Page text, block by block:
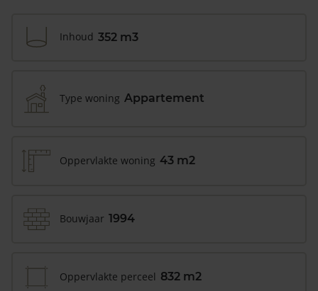
Inhoud 352 m3
Type woning Appartement
Oppervlakte woning 43 m2
Bouwjaar 1994
Oppervlakte perceel 832 m2